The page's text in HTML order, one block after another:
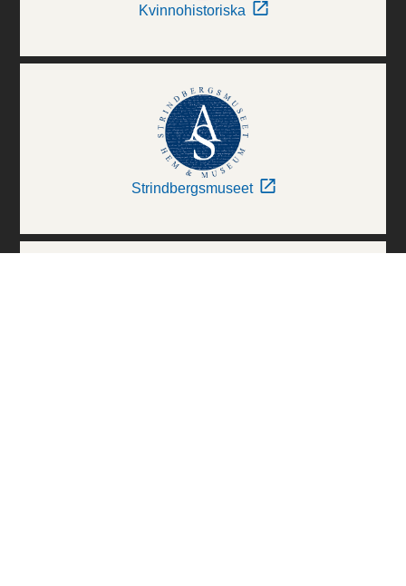
Kvinnohistoriska
Strindbergsmuseet